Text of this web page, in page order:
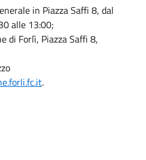
in Piazza Saffi 8, dal
alle 13:00;
di Forlì, Piazza Saffi 8,
.